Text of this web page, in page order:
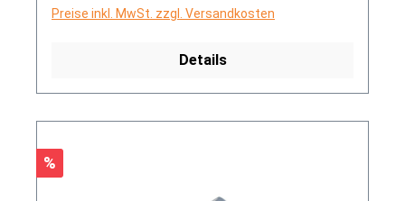
Preise inkl. MwSt. zzgl. Versandkosten
Details
Rabatt
%